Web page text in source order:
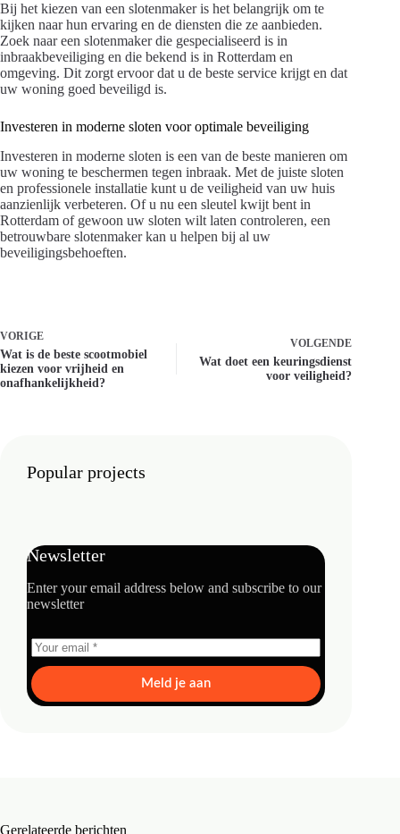
Bij het kiezen van een slotenmaker is het belangrijk om te
kijken naar hun ervaring en de diensten die ze aanbieden.
Zoek naar een slotenmaker die gespecialiseerd is in
inbraakbeveiliging en die bekend is in Rotterdam en
omgeving. Dit zorgt ervoor dat u de beste service krijgt en dat
uw woning goed beveiligd is.
Investeren in moderne sloten voor optimale beveiliging
Investeren in moderne sloten is een van de beste manieren om
uw woning te beschermen tegen inbraak. Met de juiste sloten
en professionele installatie kunt u de veiligheid van uw huis
aanzienlijk verbeteren. Of u nu een sleutel kwijt bent in
Rotterdam of gewoon uw sloten wilt laten controleren, een
betrouwbare slotenmaker kan u helpen bij al uw
beveiligingsbehoeften.
VORIGE
Wat is de beste scootmobiel
kiezen voor vrijheid en
onafhankelijkheid?
VOLGENDE
Wat doet een keuringsdienst
voor veiligheid?
Popular projects
Newsletter
Enter your email address below and subscribe to our
newsletter
Meld je aan
Gerelateerde berichten